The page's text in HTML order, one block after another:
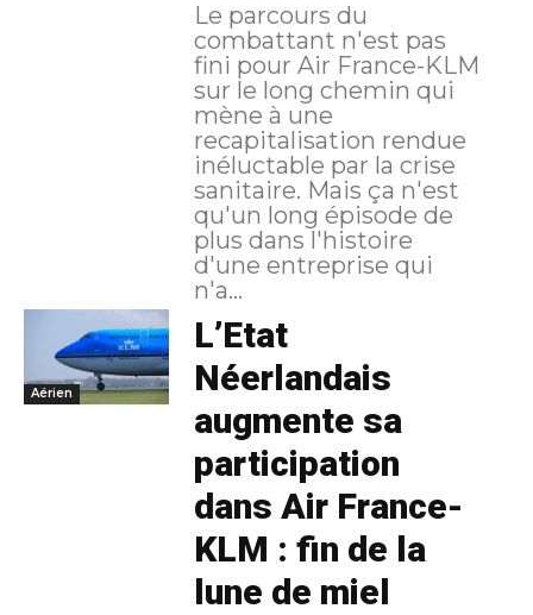
Le parcours du
combattant n'est pas
fini pour Air France-KLM
sur le long chemin qui
mène à une
recapitalisation rendue
inéluctable par la crise
sanitaire. Mais ça n'est
qu'un long épisode de
plus dans l'histoire
d'une entreprise qui
n'a...
Aérien
L’Etat
Néerlandais
augmente sa
participation
dans Air France-
KLM : fin de la
lune de miel